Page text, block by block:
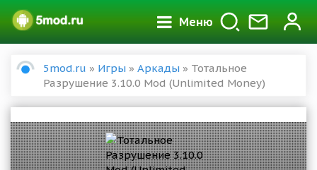
Меню
5mod.ru » Игры » Аркады » Тотальное
Разрушение 3.10.0 Mod (Unlimited Money)